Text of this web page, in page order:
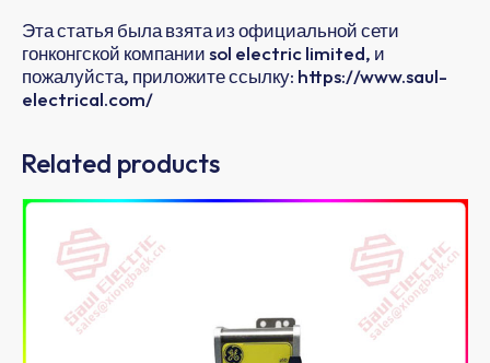
Эта статья была взята из официальной сети
гонконгской компании sol electric limited, и
пожалуйста, приложите ссылку: https://www.saul-
electrical.com/
Related products